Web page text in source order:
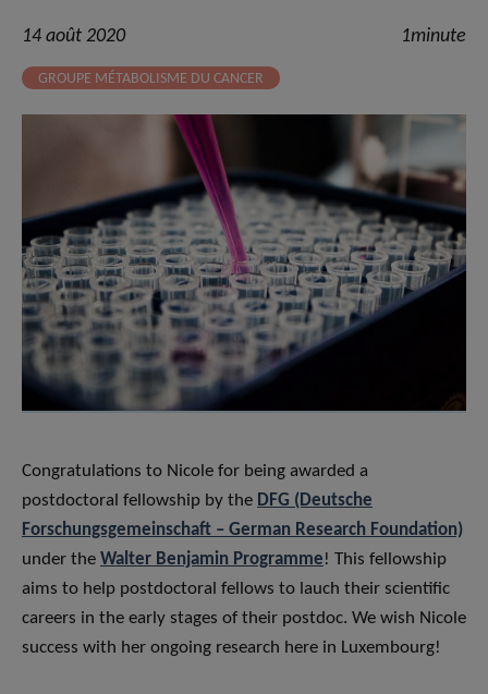
14 août 2020 1minute
GROUPE MÉTABOLISME DU CANCER
Congratulations to Nicole for being awarded a
postdoctoral fellowship by the DFG (Deutsche
Forschungsgemeinschaft – German Research Foundation)
under the Walter Benjamin Programme! This fellowship
aims to help postdoctoral fellows to lauch their scientific
careers in the early stages of their postdoc. We wish Nicole
success with her ongoing research here in Luxembourg!